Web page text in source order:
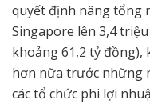
quyết định nâng tổng
Singapore lên 3,4
khoảng 61,2 tỷ đồng),
hơn nữa trước những
các tổ chức phi lợi